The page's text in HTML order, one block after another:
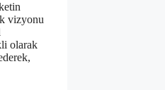
vizyonu
olarak